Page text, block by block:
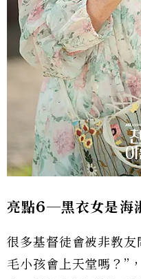
亮點6─黑衣女是海
很多基督徒會被非教友
毛小孩會上天堂嗎？”